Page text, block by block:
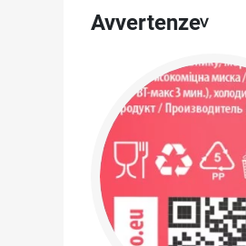
Avvertenze